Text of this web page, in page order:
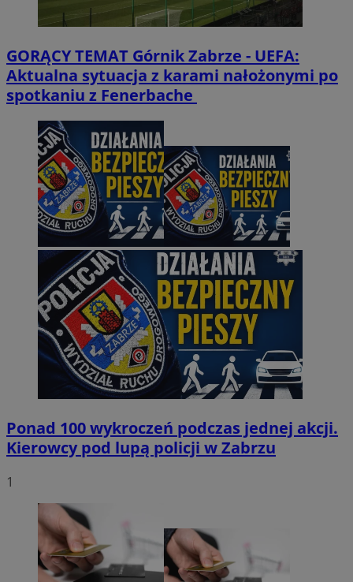
GORĄCY TEMAT Górnik Zabrze - UEFA:
Aktualna sytuacja z karami nałożonymi po
spotkaniu z Fenerbache
Ponad 100 wykroczeń podczas jednej akcji.
Kierowcy pod lupą policji w Zabrzu
1